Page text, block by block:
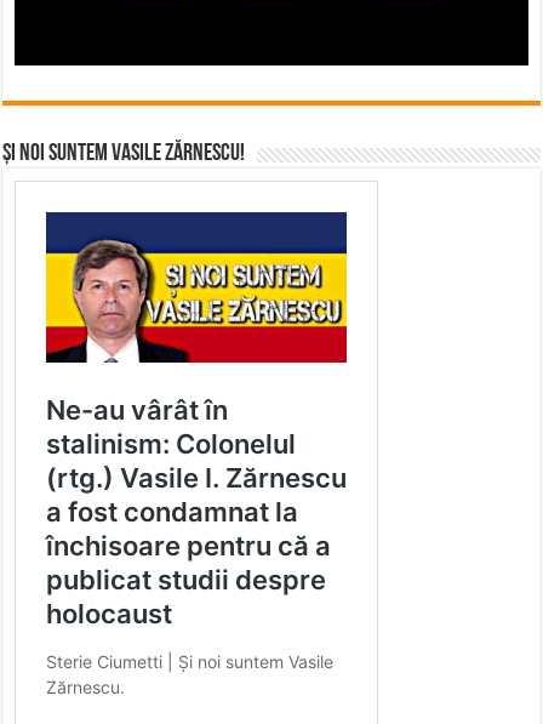
Și noi suntem Vasile Zărnescu!